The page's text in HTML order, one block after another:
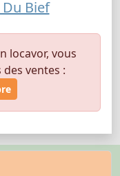
Du Bief
locavor, vous
ventes :